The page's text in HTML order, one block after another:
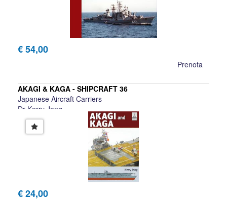
€ 54,00
Prenota
AKAGI & KAGA - SHIPCRAFT 36
Japanese Aircraft Carriers
Dr Kerry Jang
€ 24,00